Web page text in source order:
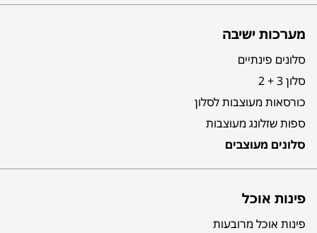
מערכות ישיבה
סלונים פינתיים
סלון 3 + 2
כורסאות מעוצבות לסלון
ספות שזלונג מעוצבות
סלונים מעוצבים
פינות אוכל
פינות אוכל מרובעות